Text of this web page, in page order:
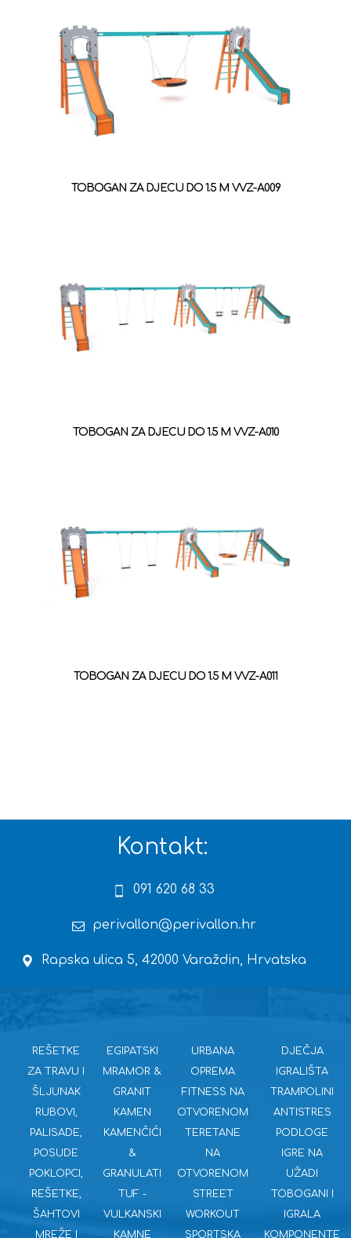
TOBOGAN ZA DJECU DO 1.5 M VVZ-A009
TOBOGAN ZA DJECU DO 1.5 M VVZ-A010
TOBOGAN ZA DJECU DO 1.5 M VVZ-A011
Kontakt:
091 620 68 33
perivallon@perivallon.hr
Rapska ulica 5, 42000 Varaždin, Hrvatska
REŠETKE
ZA TRAVU I
ŠLJUNAK
RUBOVI,
PALISADE,
POSUDE
POKLOPCI,
REŠETKE,
ŠAHTOVI
MREŽE I
EGIPATSKI
MRAMOR &
GRANIT
KAMEN
KAMENČIĆI
&
GRANULATI
TUF -
VULKANSKI
KAMNE
URBANA
OPREMA
FITNESS NA
OTVORENOM
TERETANE
NA
OTVORENOM
STREET
WORKOUT
SPORTSKA
DJEČJA
IGRALIŠTA
TRAMPOLINI
ANTISTRES
PODLOGE
IGRE NA
UŽADI
TOBOGANI I
IGRALA
KOMPONENTE